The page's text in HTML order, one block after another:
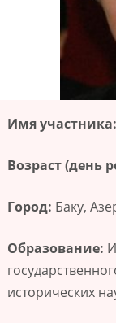
Имя участника:
Возраст (день
Город: Баку,
Образование:
исторических